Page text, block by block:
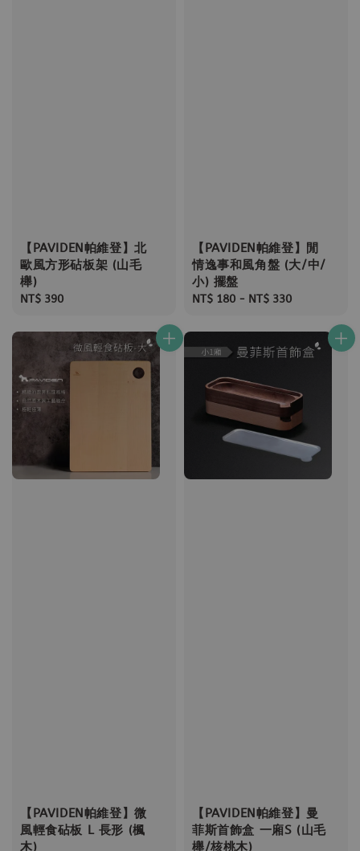
【PAVIDEN帕維登】北
歐風方形砧板架 (山毛
櫸)
Regular
NT$ 390
【PAVIDEN帕維登】閒
情逸事和風角盤 (大/中/
小) 擺盤
Regular
NT$ 180 - NT$ 330
【PAVIDEN帕維登】微
風輕食砧板 L 長形 (楓
木)
【PAVIDEN帕維登】曼
菲斯首飾盒 一廂S (山毛
櫸/核桃木)